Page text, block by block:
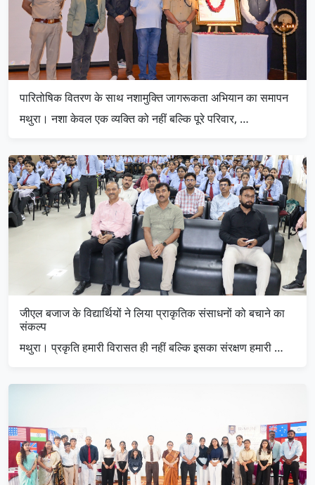
पारितोषिक वितरण के साथ नशामुक्ति जागरूकता अभियान का समापन
मथुरा। नशा केवल एक व्यक्ति को नहीं बल्कि पूरे परिवार, …
जीएल बजाज के विद्यार्थियों ने लिया प्राकृतिक संसाधनों को बचाने का
संकल्प
मथुरा। प्रकृति हमारी विरासत ही नहीं बल्कि इसका संरक्षण हमारी …